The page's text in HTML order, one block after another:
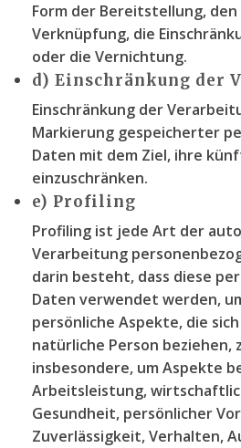
Form der Bereitstellung,
Verknüpfung, die
oder die Vernichtung.
d) Einschränkung der
Einschränkung der
Markierung gespeicherter
Daten mit dem Ziel, ihre
einzuschränken.
e) Profiling
Profiling ist jede Art der
Verarbeitung
darin besteht, dass diese
Daten verwendet werden,
persönliche Aspekte, die
natürliche Person beziehen,
insbesondere, um Aspekte
Arbeitsleistung,
Gesundheit, persönlicher
Zuverlässigkeit, Verhalten,